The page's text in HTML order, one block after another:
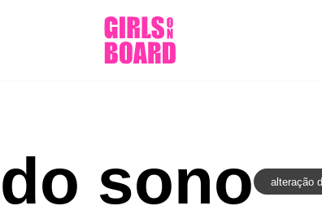
sono alteração